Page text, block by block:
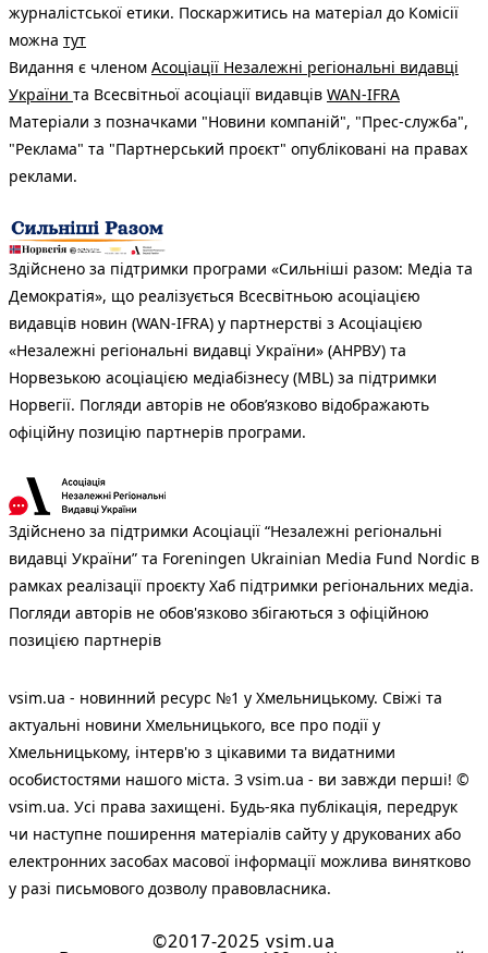
журналістської етики. Поскаржитись на матеріал до Комісії
можна тут
Видання є членом Асоціації Незалежні регіональні видавці
України та Всесвітньої асоціації видавців WAN-IFRA
Матеріали з позначками "Новини компаній", "Прес-служба",
"Реклама" та "Партнерський проєкт" опубліковані на правах
реклами.
Здійснено за підтримки програми «Сильніші разом: Медіа та
Демократія», що реалізується Всесвітньою асоціацією
видавців новин (WAN-IFRA) у партнерстві з Асоціацією
«Незалежні регіональні видавці України» (АНРВУ) та
Норвезькою асоціацією медіабізнесу (MBL) за підтримки
Норвегії. Погляди авторів не обов’язково відображають
офіційну позицію партнерів програми.
Здійснено за підтримки Асоціації “Незалежні регіональні
видавці України” та Foreningen Ukrainian Media Fund Nordic в
рамках реалізації проєкту Хаб підтримки регіональних медіа.
Погляди авторів не обов'язково збігаються з офіційною
позицією партнерів
vsim.ua - новинний ресурс №1 у Хмельницькому. Свіжі та
актуальні новини Хмельницького, все про події у
Хмельницькому, інтерв'ю з цікавими та видатними
особистостями нашого міста. З vsim.ua - ви завжди перші! ©
vsim.ua. Усі права захищені. Будь-яка публiкацiя, передрук
чи наступне поширення матеріалів сайту у друкованих або
електронних засобах масової інформації можлива винятково
у разі письмового дозволу правовласника.
©2017-2025 vsim.ua